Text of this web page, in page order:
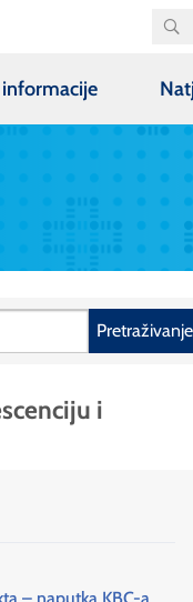
informacije
Pretraživanje
i